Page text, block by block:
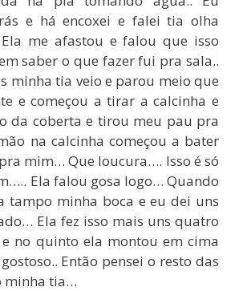
e há encoxei e falei tia olha
me afastou e falou que isso
saber o que fazer fui pra sala..
minha tia veio e parou meio que
e começou a tirar a calcinha e
da coberta e tirou meu pau pra
na calcinha começou a bater
mim… Que loucura…. Isso é só
Ela falou gosa logo… Quando
tampo minha boca e eu dei uns
Ela fez isso mais uns quatro
no quinto ela montou em cima
Então pensei o resto das
minha tia…